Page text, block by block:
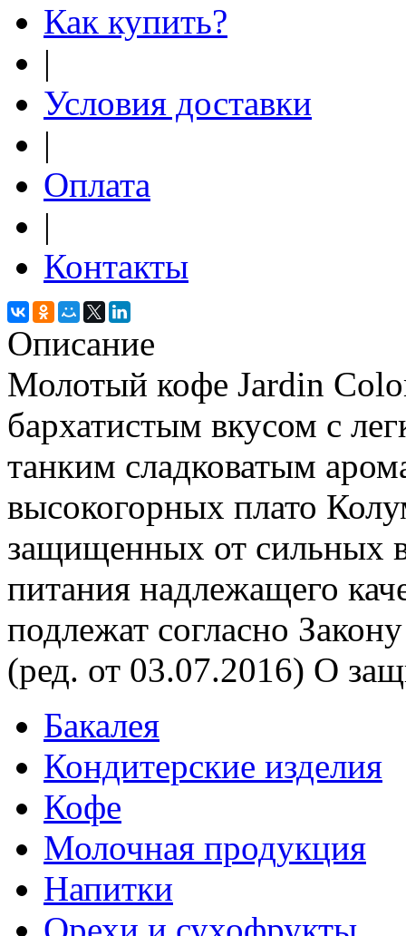
Как купить?
|
Условия доставки
|
Оплата
|
Контакты
Описание
Молотый кофе Jardin
бархатистым вкусом с
танким сладковатым
высокогорных плато
защищенных от сильных
питания надлежащего
подлежат согласно
(ред. от 03.07.2016) О
Бакалея
Кондитерские изделия
Кофе
Молочная продукция
Напитки